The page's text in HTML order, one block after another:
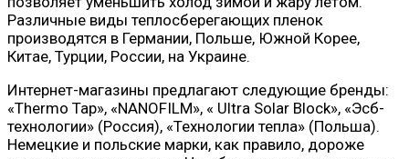
Различные виды теплосберегающих пленок
производятся в Германии, Польше, Южной Корее,
Китае, Турции, России, на Украине.
Интернет-магазины предлагают следующие бренды:
«Thermo Tap», «NANOFILM», « Ultra Solar Block», «Эсб-
технологии» (Россия), «Технологии тепла» (Польша).
Немецкие и польские марки, как правило, дороже